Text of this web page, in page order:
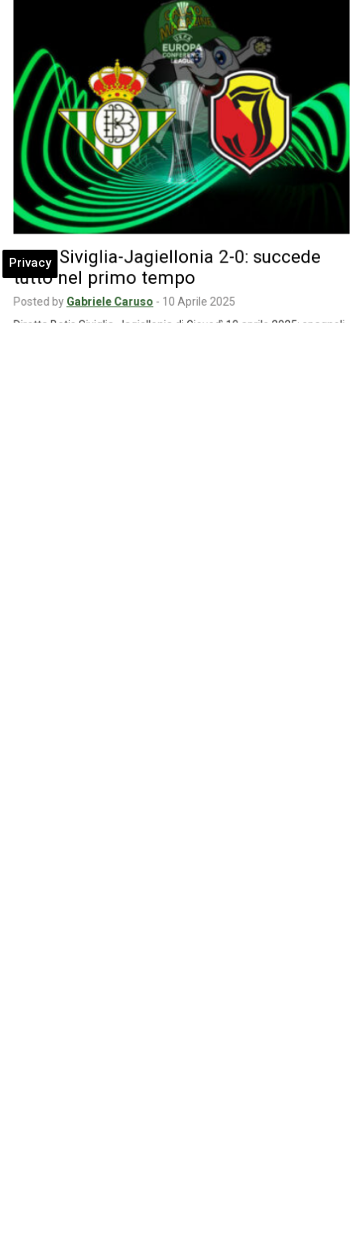
Betis Siviglia-Jagiellonia 2-0: succede
tutto nel primo tempo
Posted by Gabriele Caruso - 10 Aprile 2025
Diretta Betis Siviglia-Jagiellonia di Giovedì 10 aprile 2025: spagnoli
Privacy